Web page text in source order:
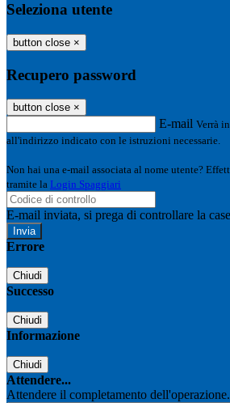
Seleziona utente
button close ×
Recupero password
button close ×
E-mail Verrà
all'indirizzo indicato con le istruzioni necessarie.
Non hai una e-mail associata al nome utente?
tramite la Login Spaggiari
E-mail inviata, si prega di controllare la
Errore
Chiudi
Successo
Chiudi
Informazione
Chiudi
Attendere...
Attendere il completamento